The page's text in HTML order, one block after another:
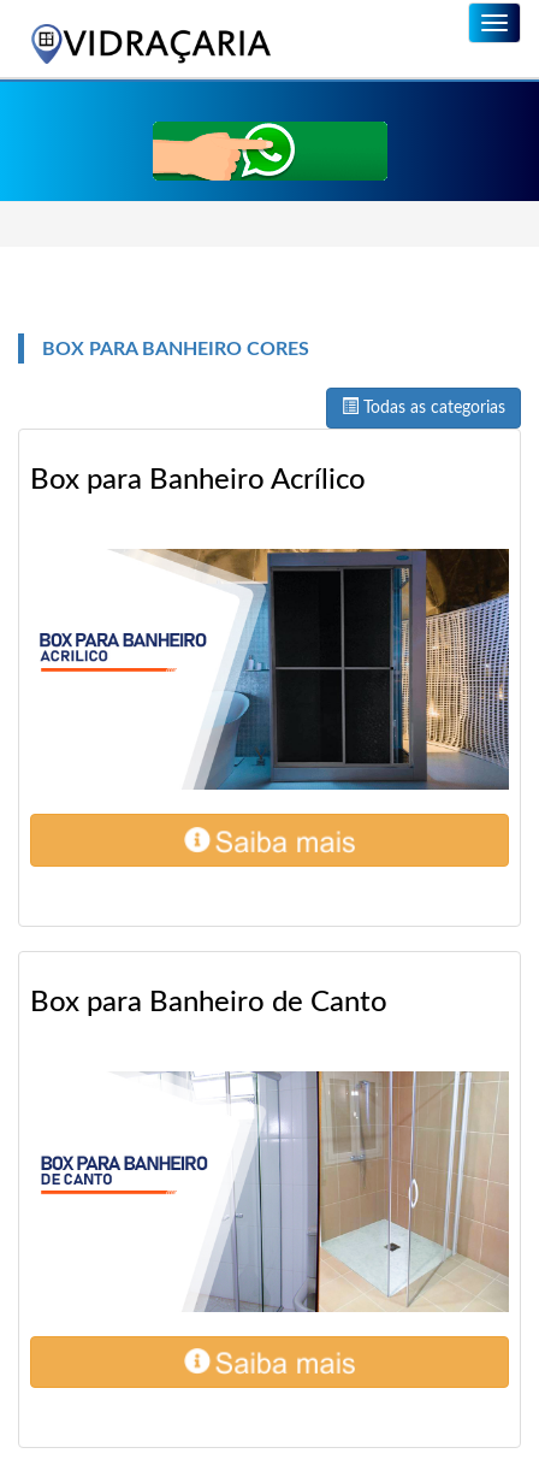
Menu
BOX PARA BANHEIRO CORES
Todas as categorias
Box para Banheiro Acrílico
Box para Banheiro de Canto